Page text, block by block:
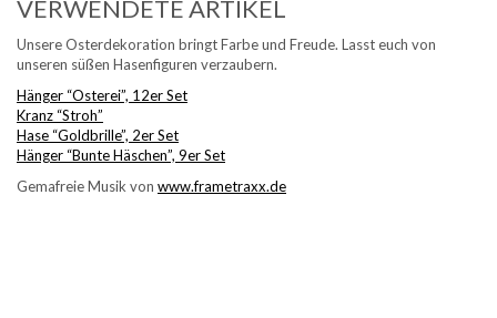
VERWENDETE ARTIKEL
Unsere Osterdekoration bringt Farbe und Freude. Lasst euch von
unseren süßen Hasenfiguren verzaubern.
Hänger “Osterei”, 12er Set
Kranz “Stroh”
Hase “Goldbrille”, 2er Set
Hänger “Bunte Häschen”, 9er Set
Gemafreie Musik von www.frametraxx.de